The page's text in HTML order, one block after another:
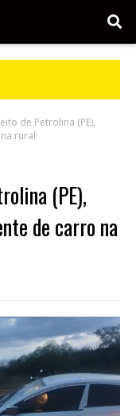
de Petrolina (PE),
rural
(PE),
de carro na